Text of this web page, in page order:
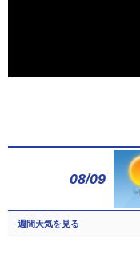
08/09
週間天気を見る